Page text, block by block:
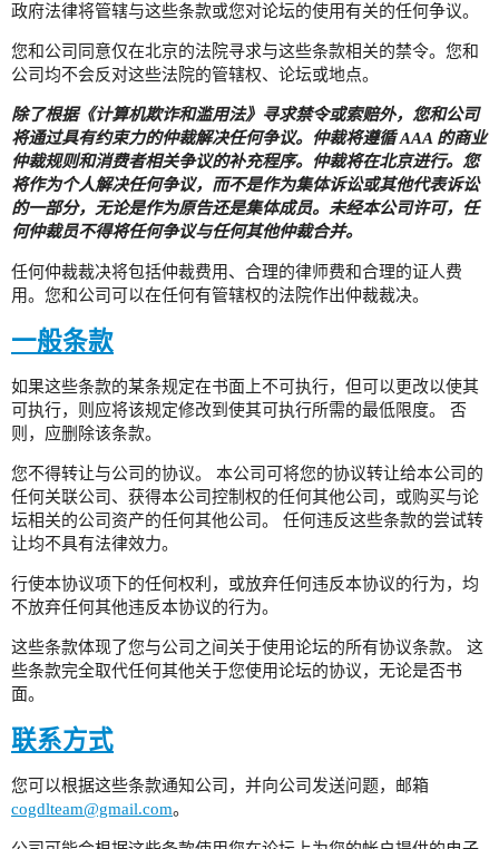
政府法律将管辖与这些条款或您对论坛的使用有关的任何争议。
您和公司同意仅在北京的法院寻求与这些条款相关的禁令。您和
公司均不会反对这些法院的管辖权、论坛或地点。
除了根据《计算机欺诈和滥用法》寻求禁令或索赔外，您和公司
将通过具有约束力的仲裁解决任何争议。仲裁将遵循 AAA 的商业
仲裁规则和消费者相关争议的补充程序。仲裁将在北京进行。您
将作为个人解决任何争议，而不是作为集体诉讼或其他代表诉讼
的一部分，无论是作为原告还是集体成员。未经本公司许可，任
何仲裁员不得将任何争议与任何其他仲裁合并。
任何仲裁裁决将包括仲裁费用、合理的律师费和合理的证人费
用。您和公司可以在任何有管辖权的法院作出仲裁裁决。
一般条款
如果这些条款的某条规定在书面上不可执行，但可以更改以使其
可执行，则应将该规定修改到使其可执行所需的最低限度。 否
则，应删除该条款。
您不得转让与公司的协议。 本公司可将您的协议转让给本公司的
任何关联公司、获得本公司控制权的任何其他公司，或购买与论
坛相关的公司资产的任何其他公司。 任何违反这些条款的尝试转
让均不具有法律效力。
行使本协议项下的任何权利，或放弃任何违反本协议的行为，均
不放弃任何其他违反本协议的行为。
这些条款体现了您与公司之间关于使用论坛的所有协议条款。 这
些条款完全取代任何其他关于您使用论坛的协议，无论是否书
面。
联系方式
您可以根据这些条款通知公司，并向公司发送问题，邮箱
cogdlteam@gmail.com。